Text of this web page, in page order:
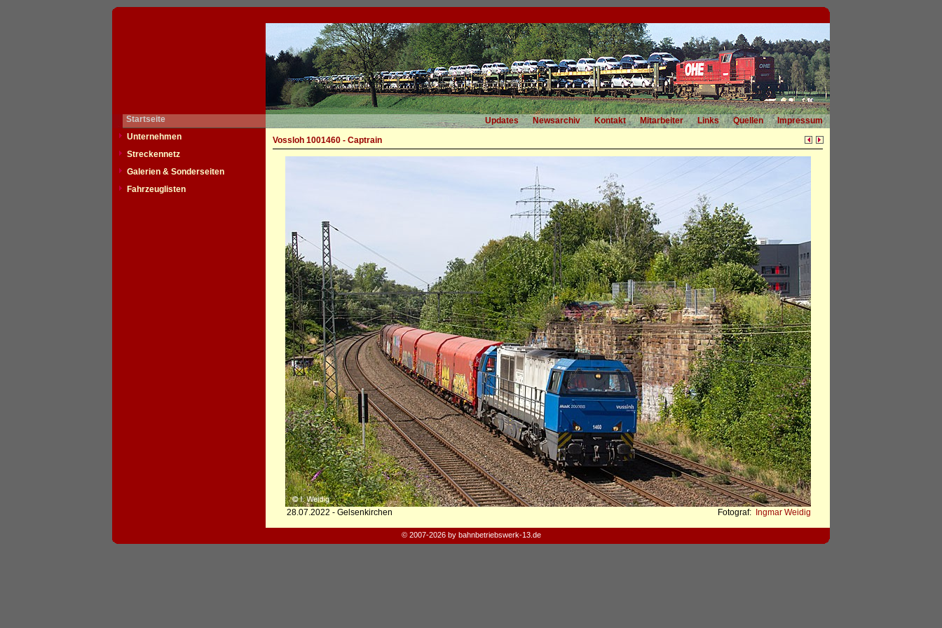
Startseite Updates Newsarchiv Kontakt Mitarbeiter Links Quellen
Impressum
Unternehmen
Streckennetz
Galerien & Sonderseiten
Fahrzeuglisten
Vossloh 1001460 - Captrain
28.07.2022 - Gelsenkirchen Fotograf: Ingmar Weidig
© 2007-2026 by bahnbetriebswerk-13.de